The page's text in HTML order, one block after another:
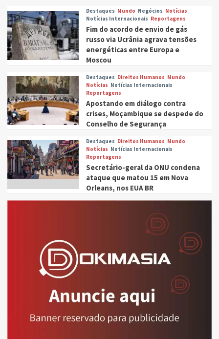
Destaques Mundo Negócios Notícias
Notícias Internacionais Reportagens
Fim do acordo de envio de gás
russo via Ucrânia agrava tensões
energéticas entre Europa e
Moscou
Destaques Direitos Humanos Mundo
Notícias Notícias Internacionais
Reportagens
Apostando em diálogo contra
crises, Moçambique se despede do
Conselho de Segurança
Destaques Direitos Humanos Mundo
Notícias Notícias Internacionais
Reportagens
Secretário-geral da ONU condena
ataque que matou 15 em Nova
Orleans, nos EUA BR